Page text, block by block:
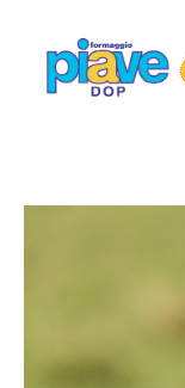
raccolta